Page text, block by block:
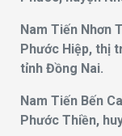
Nam Tiến Nhơn
Phước Hiệp, thị
tỉnh Đồng Nai.
Nam Tiến Bến
Phước Thiền,